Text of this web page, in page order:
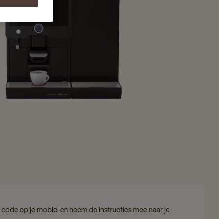
code op je mobiel en neem de instructies mee naar je